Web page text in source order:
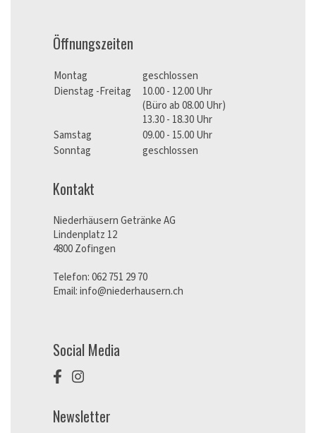
Öffnungszeiten
Montag
geschlossen
Dienstag -Freitag
10.00 - 12.00 Uhr
(Büro ab 08.00 Uhr)
13.30 - 18.30 Uhr
Samstag
09.00 - 15.00 Uhr
Sonntag
geschlossen
Kontakt
Niederhäusern Getränke AG
Lindenplatz 12
4800 Zofingen
Telefon:062 751 29 70
Email:info@niederhausern.ch
Social Media
Newsletter